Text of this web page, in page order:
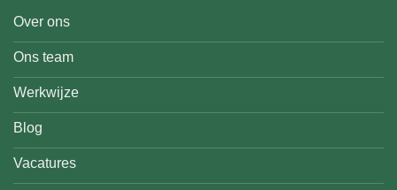
Over ons
Ons team
Werkwijze
Blog
Vacatures